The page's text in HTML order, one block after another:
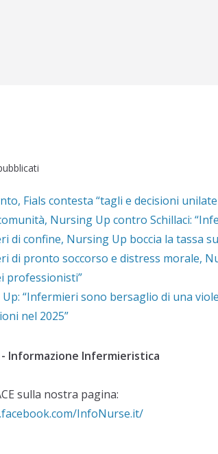
Fials contesta “tagli e decisioni
Nursing Up contro Schillaci:
di confine, Nursing Up boccia la tassa
di pronto soccorso e distress morale,
professionisti”
“Infermieri sono bersaglio di una
nel 2025”
Informazione Infermieristica
sulla nostra pagina:
InfoNurse.it/